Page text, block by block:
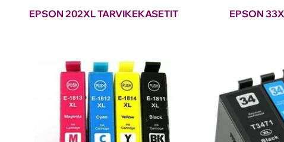
EPSON 202XL TARVIKEKASETIT EPSON